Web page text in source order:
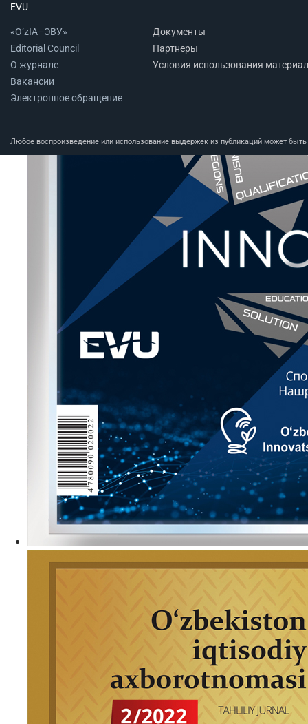
EVU
«O‘zIA–ЭВУ»
Editorial Council
О журнале
Вакансии
Электронное обращение
Документы
Партнеры
Условия использования
Любое воспроизведение или использование выдержек из публикаций может